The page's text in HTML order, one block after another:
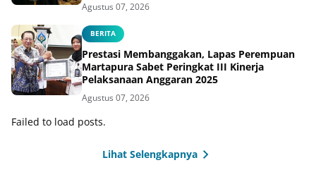
Agustus 07, 2026
BERITA
Prestasi Membanggakan, Lapas Perempuan
Martapura Sabet Peringkat III Kinerja
Pelaksanaan Anggaran 2025
Agustus 07, 2026
Failed to load posts.
Lihat Selengkapnya